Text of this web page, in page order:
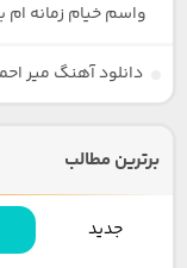
واسم خیام زمانه
دانلود آهنگ میر
برترین مطالب
جدید